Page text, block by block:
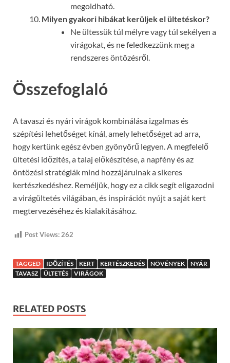
megoldható.
Milyen gyakori hibákat kerüljek el ültetéskor?
Ne ültessük túl mélyre vagy túl sekélyen a
virágokat, és ne feledkezzünk meg a
rendszeres öntözésről.
Összefoglaló
A tavaszi és nyári virágok kombinálása izgalmas és
szépítési lehetőséget kínál, amely lehetőséget ad arra,
hogy kertünk egész évben gyönyörű legyen. A megfelelő
ültetési időzítés, a talaj előkészítése, a napfény és az
öntözési stratégiák mind hozzájárulnak a sikeres
kertészkedéshez. Reméljük, hogy ez a cikk segít eligazodni
a virágültetés világában, és inspirációt nyújt a saját kert
megtervezéséhez és kialakításához.
Post Views: 262
TAGGED IDŐZÍTÉS KERT KERTÉSZKEDÉS NÖVÉNYEK
NYÁR
TAVASZ
ÜLTETÉS VIRÁGOK
RELATED POSTS